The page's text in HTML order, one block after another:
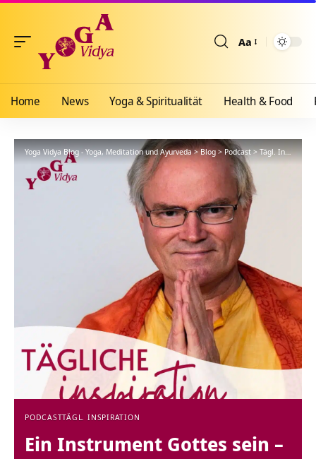
Aa
Home News Yoga & Spiritualität Health & Food
Yoga Vidya Blog - Yoga, Meditation und Ayurveda>Blog>Podcast>Tägl. Inspiration
PODCASTTÄGL. INSPIRATION
Ein Instrument Gottes sein –